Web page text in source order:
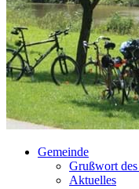
Gemeinde
Grußwort
Aktuelles